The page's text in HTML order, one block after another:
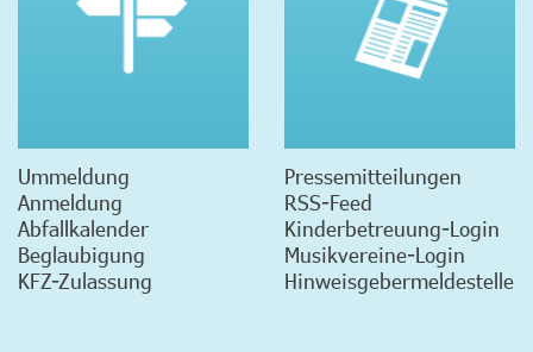
Ummeldung
Anmeldung
Abfallkalender
Beglaubigung
KFZ-Zulassung
Pressemitteilungen
RSS-Feed
Kinderbetreuung-Login
Musikvereine-Login
Hinweisgebermeldestelle